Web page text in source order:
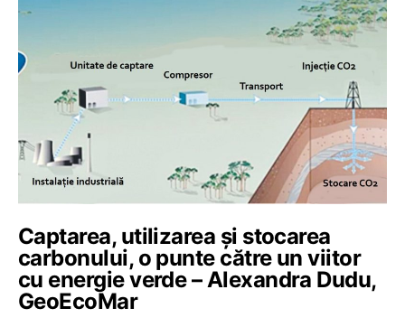
Captarea, utilizarea și stocarea
carbonului, o punte către un viitor
cu energie verde – Alexandra Dudu,
GeoEcoMar